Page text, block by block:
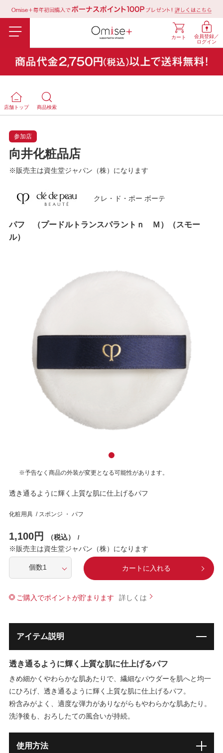
会員登録／
ログイン
カート
店舗トップ 商品検索
参加店
向井化粧品店
※販売主は資生堂ジャパン（株）になります
クレ・ド・ポー ボーテ
パフ （プードルトランスパラントｎ Ｍ）（スモー
ル）
※予告なく商品の外装が変更となる可能性があります。
透き通るように輝く上質な肌に仕上げるパフ
化粧用具 / スポンジ ・ パフ
1,100円 （税込） /
※販売主は資生堂ジャパン（株）になります
カートに入れる
ご購入でポイントが貯まります
アイテム説明
透き通るように輝く上質な肌に仕上げるパフ
きめ細かくやわらかな肌あたりで、繊細なパウダーを肌へと均一
にひろげ、透き通るように輝く上質な肌に仕上げるパフ。
粉含みがよく、適度な弾力がありながらもやわらかな肌あたり。
洗浄後も、おろしたての風合いが持続。
使用方法